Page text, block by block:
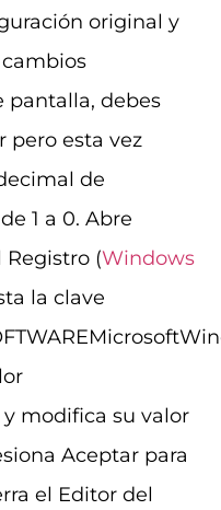
original y
pantalla, debes
pero esta vez
de
1 a 0. Abre
(Windows
la clave
modifica su valor
Aceptar para
el Editor del